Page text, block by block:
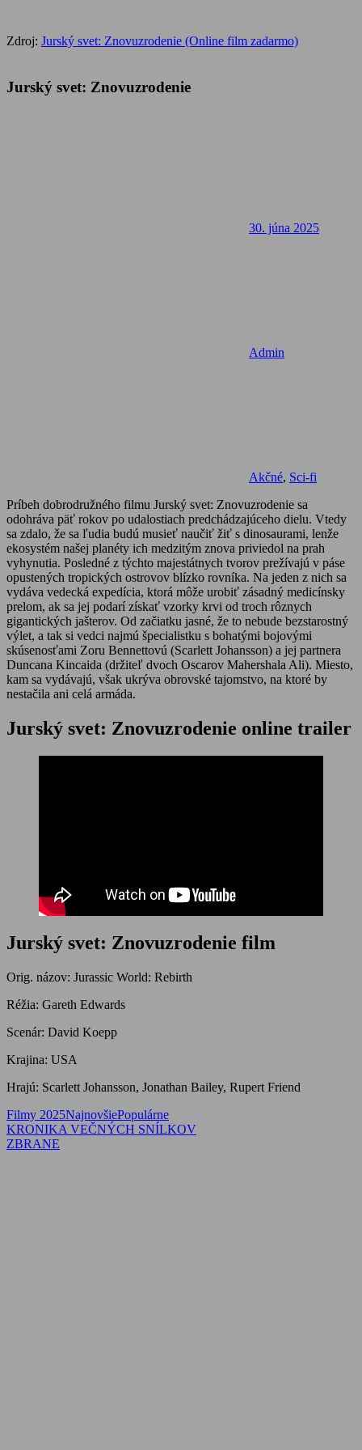
Zdroj: Jurský svet: Znovuzrodenie (Online film zadarmo)
Jurský svet: Znovuzrodenie
30. júna 2025
Admin
Akčné, Sci-fi
Príbeh dobrodružného filmu Jurský svet: Znovuzrodenie sa
odohráva päť rokov po udalostiach predchádzajúceho dielu. Vtedy
sa zdalo, že sa ľudia budú musieť naučiť žiť s dinosaurami, lenže
ekosystém našej planéty ich medzitým znova priviedol na prah
vyhynutia. Posledné z týchto majestátnych tvorov prežívajú v páse
opustených tropických ostrovov blízko rovníka. Na jeden z nich sa
vydáva vedecká expedícia, ktorá môže urobiť zásadný medicínsky
prelom, ak sa jej podarí získať vzorky krvi od troch rôznych
gigantických jašterov. Od začiatku jasné, že to nebude bezstarostný
výlet, a tak si vedci najmú špecialistku s bohatými bojovými
skúsenosťami Zoru Bennettovú (Scarlett Johansson) a jej partnera
Duncana Kincaida (držiteľ dvoch Oscarov Mahershala Ali). Miesto,
kam sa vydávajú, však ukrýva obrovské tajomstvo, na ktoré by
nestačila ani celá armáda.
Jurský svet: Znovuzrodenie online trailer
Jurský svet: Znovuzrodenie film
Orig. názov: Jurassic World: Rebirth
Réžia: Gareth Edwards
Scenár: David Koepp
Krajina: USA
Hrajú: Scarlett Johansson, Jonathan Bailey, Rupert Friend
Filmy 2025NajnovšiePopulárne
Navigácia
v
Previous
Post:
KRONIKA VEČNÝCH SNÍLKOV
Next
ZBRANE